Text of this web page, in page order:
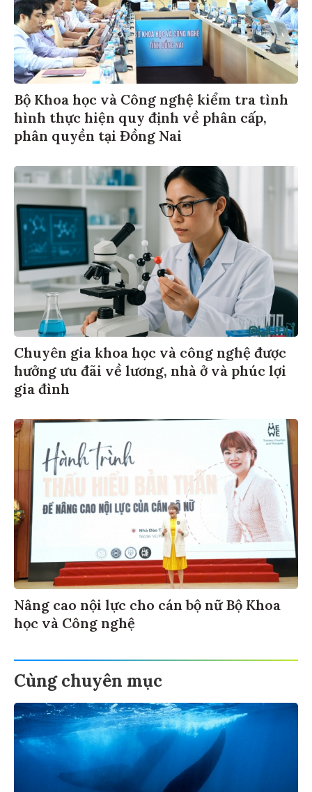
Bộ Khoa học và Công nghệ kiểm tra tình
hình thực hiện quy định về phân cấp,
phân quyền tại Đồng Nai
Chuyên gia khoa học và công nghệ được
hưởng ưu đãi về lương, nhà ở và phúc lợi
gia đình
Nâng cao nội lực cho cán bộ nữ Bộ Khoa
học và Công nghệ
Cùng chuyên mục